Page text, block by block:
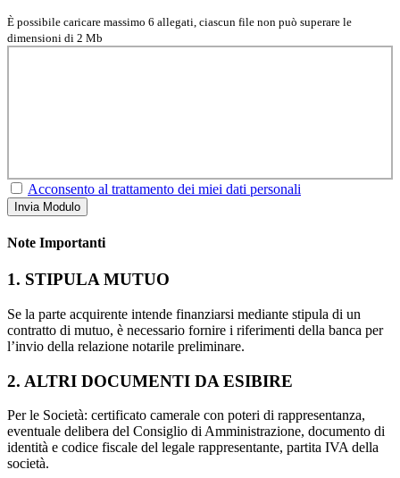
È possibile caricare massimo 6 allegati, ciascun file non può superare le
dimensioni di 2 Mb
Acconsento al trattamento dei miei dati personali
Invia Modulo
Note Importanti
1. STIPULA MUTUO
Se la parte acquirente intende finanziarsi mediante stipula di un
contratto di mutuo, è necessario fornire i riferimenti della banca per
l’invio della relazione notarile preliminare.
2. ALTRI DOCUMENTI DA ESIBIRE
Per le Società: certificato camerale con poteri di rappresentanza,
eventuale delibera del Consiglio di Amministrazione, documento di
identità e codice fiscale del legale rappresentante, partita IVA della
società.